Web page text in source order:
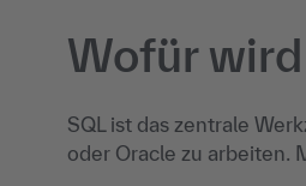
Wofür
SQL ist das zentrale
oder Oracle zu arbeiten.